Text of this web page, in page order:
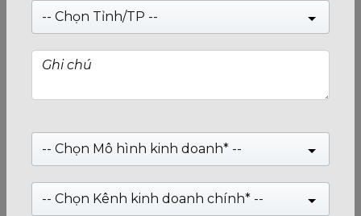
-- Chọn Tỉnh/TP --
-- Chọn Mô hình kinh doanh* --
-- Chọn Kênh kinh doanh chính* --